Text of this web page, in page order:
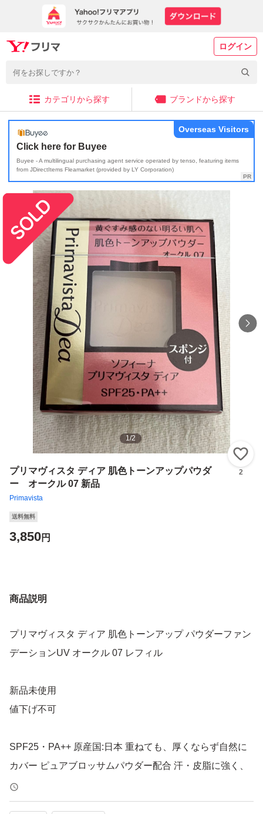
ログイン
カテゴリから探す ブランドから探す
Click here for Buyee
Buyee - A multilingual purchasing agent service operated by tenso, featuring items
from JDirectItems Fleamarket (provided by LY Corporation)
Overseas Visitors
1/2
プリマヴィスタ ディア 肌色トーンアップパウダ
ー オークル 07 新品
Primavista
2
送料無料
3,850円
商品説明
プリマヴィスタ ディア 肌色トーンアップ パウダーファン
デーションUV オークル 07 レフィル
新品未使用
値下げ不可
SPF25・PA++ 原産国:日本 重ねても、厚くならず自然に
カバー ピュアブロッサムパウダー配合 汗・皮脂に強く、
美しい仕上がりが持続